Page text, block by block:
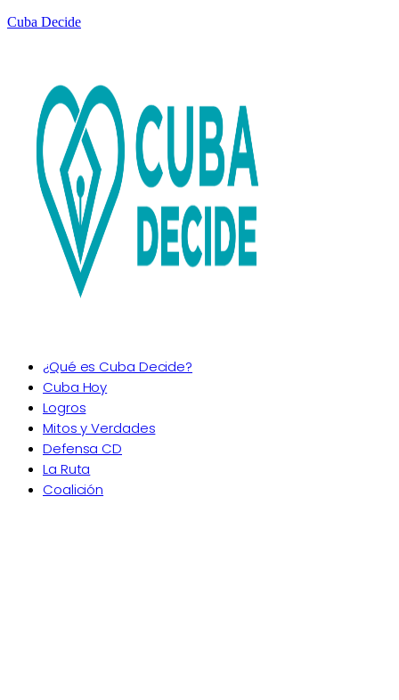
Cuba Decide
¿Qué es Cuba Decide?
Cuba Hoy
Logros
Mitos y Verdades
Defensa CD
La Ruta
Coalición